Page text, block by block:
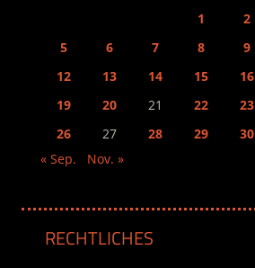
1
2
5
6 7 8 9
12
13 14 15 16
19
20 21 22 23
26
27 28 29 30
« Sep.
Nov. »
RECHTLICHES